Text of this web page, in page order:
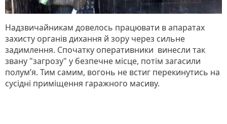
Надзвичайникам довелось працювати в апаратах
захисту органів дихання й зору через сильне
задимлення. Спочатку оперативники винесли так
звану "загрозу" у безпечне місце, потім загасили
полум’я. Тим самим, вогонь не встиг перекинутись на
сусідні приміщення гаражного масиву.